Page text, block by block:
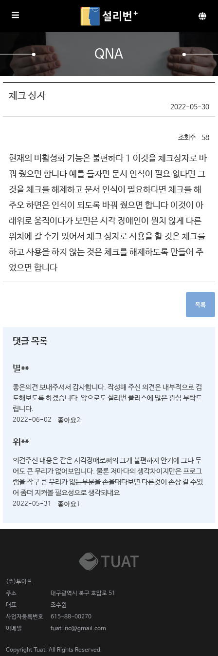
QNA
체크 상자
2022-05-30
58
현재의 비활성화 기능은 불편하다 1 이것을 체크상자로 바
꿔 줬으면 합니다 예를 들자면 문서 인식이 필요 없다면 그
것을 체크를 해제하고 문서 인식이 필요하다면 체크를 해
주오 하면은 인식이 되도록 바꿔 줬으면 합니다 이것이 아
래위로 움직이다가 보면은 시각 장애인이 원치 않게 다른
위치에 갈 수가 있어서 체크 상자로 사용을 할 것은 체크를
하고 사용을 하지 않는 것은 체크를 해제하도록 만들어 주
었으면 합니다
목록
댓글 목록
별**
좋은의견 보내주셔서 감사합니다. 작성해 주신 의견은 내부적으로 검
토해보도록 하겠습니다. 앞으로도 설리번 플러스에 많은 관심 부탁드
립니다.
2022-06-02 좋아요2
위**
의견주신 내용은 같은 시각장애로써의 크게 불편하지 안기에 그냐 두
어도 큰 무리가 없어보입니다. 물론 저마다의 생각차이지만은 프로그
램을 작구 큰 무리가 없는부분을 손을대다보면 다른것이 손상 갈 수있
어 좀더 지켜볼 필요성으로 생각되내요
2022-05-31 좋아요1
(주)투아트
주소
대구광역시 북구 호암로 51
대표
조수원
사업자등록번호
615-88-00270
이메일
tuat.inc@gmail.com
Copyright Tuat. All Rights Reserved.